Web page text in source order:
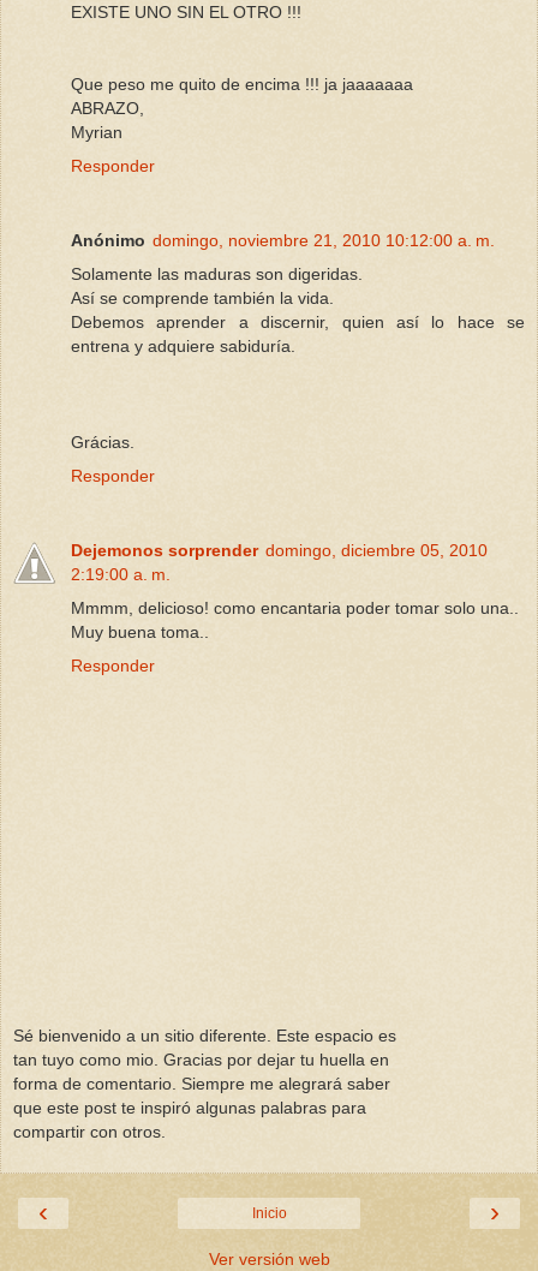
EXISTE UNO SIN EL OTRO !!!
Que peso me quito de encima !!! ja jaaaaaaa
ABRAZO,
Myrian
Responder
Anónimo domingo, noviembre 21, 2010 10:12:00 a. m.
Solamente las maduras son digeridas.
Así se comprende también la vida.
Debemos aprender a discernir, quien así lo hace se
entrena y adquiere sabiduría.
Grácias.
Responder
Dejemonos sorprender domingo, diciembre 05, 2010
2:19:00 a. m.
Mmmm, delicioso! como encantaria poder tomar solo una..
Muy buena toma..
Responder
Sé bienvenido a un sitio diferente. Este espacio es
tan tuyo como mio. Gracias por dejar tu huella en
forma de comentario. Siempre me alegrará saber
que este post te inspiró algunas palabras para
compartir con otros.
‹ ›
Inicio
Ver versión web